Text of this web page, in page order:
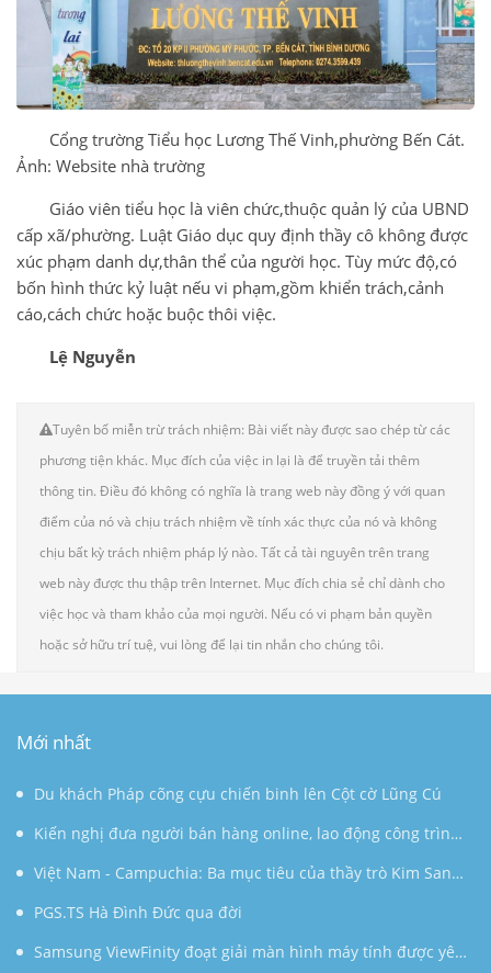
Cổng trường Tiểu học Lương Thế Vinh,phường Bến Cát.
Ảnh: Website nhà trường
Giáo viên tiểu học là viên chức,thuộc quản lý của UBND
cấp xã/phường. Luật Giáo dục quy định thầy cô không được
xúc phạm danh dự,thân thể của người học. Tùy mức độ,có
bốn hình thức kỷ luật nếu vi phạm,gồm khiển trách,cảnh
cáo,cách chức hoặc buộc thôi việc.
Lệ Nguyễn
Tuyên bố miễn trừ trách nhiệm: Bài viết này được sao chép từ các
phương tiện khác. Mục đích của việc in lại là để truyền tải thêm
thông tin. Điều đó không có nghĩa là trang web này đồng ý với quan
điểm của nó và chịu trách nhiệm về tính xác thực của nó và không
chịu bất kỳ trách nhiệm pháp lý nào. Tất cả tài nguyên trên trang
web này được thu thập trên Internet. Mục đích chia sẻ chỉ dành cho
việc học và tham khảo của mọi người. Nếu có vi phạm bản quyền
hoặc sở hữu trí tuệ, vui lòng để lại tin nhắn cho chúng tôi.
Mới nhất
Du khách Pháp cõng cựu chiến binh lên Cột cờ Lũng Cú
Kiến nghị đưa người bán hàng online, lao động công trình
đóng BHXH bắt buộc
Việt Nam - Campuchia: Ba mục tiêu của thầy trò Kim Sang-
sikPGS.TS Hà Đình Đức qua đời
Samsung ViewFinity đoạt giải màn hình máy tính được yêu